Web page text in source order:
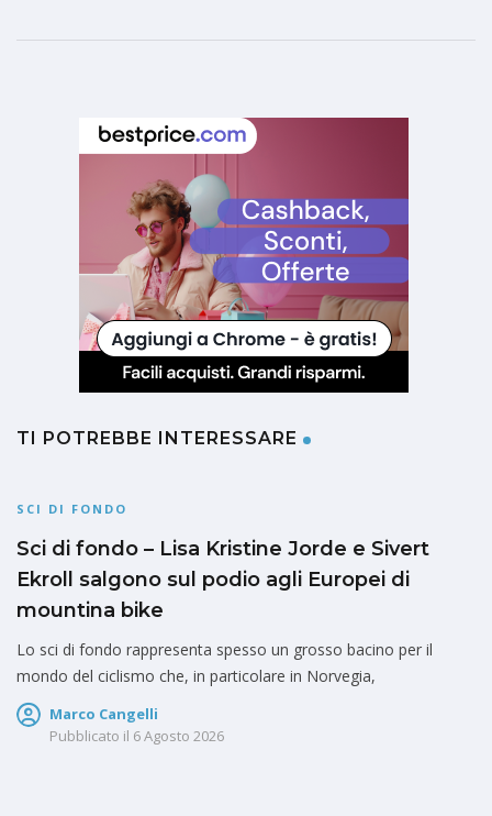
TI POTREBBE INTERESSARE
SCI DI FONDO
Sci di fondo – Lisa Kristine Jorde e Sivert
Ekroll salgono sul podio agli Europei di
mountina bike
Lo sci di fondo rappresenta spesso un grosso bacino per il
mondo del ciclismo che, in particolare in Norvegia,
Marco Cangelli
Pubblicato il 6 Agosto 2026